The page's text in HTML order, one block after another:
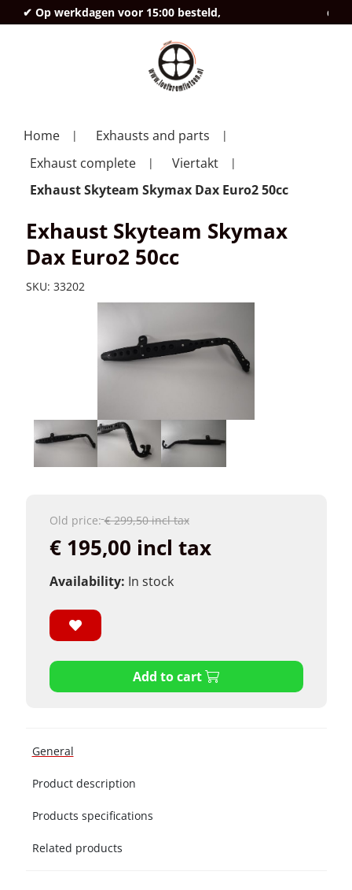
✔ Op werkdagen voor 15:00 besteld,
Home
Exhausts and parts
Exhaust complete
Viertakt
Exhaust Skyteam Skymax Dax Euro2 50cc
Exhaust Skyteam Skymax
Dax Euro2 50cc
SKU: 33202
Old price: € 299,50 incl tax
€ 195,00 incl tax
Availability: In stock
Add to cart
General
Product description
Products specifications
Related products